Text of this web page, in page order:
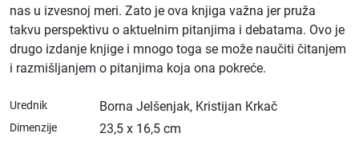
nas u izvesnoj meri. Zato je ova knjiga važna jer pruža
takvu perspektivu o aktuelnim pitanjima i debatama. Ovo je
drugo izdanje knjige i mnogo toga se može naučiti čitanjem
i razmišljanjem o pitanjima koja ona pokreće.
Urednik Borna Jelšenjak, Kristijan Krkač
Dimenzije 23,5 x 16,5 cm